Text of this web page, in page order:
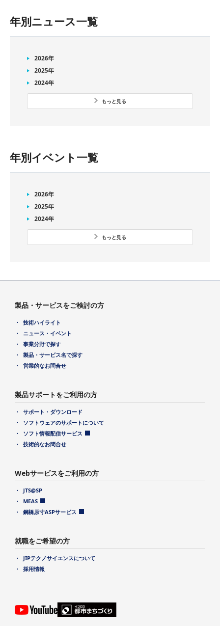
年別ニュース一覧
2026年
2025年
2024年
もっと見る
年別イベント一覧
2026年
2025年
2024年
もっと見る
製品・サービスをご検討の方
技術ハイライト
ニュース・イベント
事業分野で探す
製品・サービス名で探す
営業的なお問合せ
製品サポートをご利用の方
サポート・ダウンロード
ソフトウェアのサポートについて
ソフト情報配信サービス
技術的なお問合せ
Webサービスをご利用の方
JTS@SP
MEAS
鋼橋原寸ASPサービス
就職をご希望の方
JIPテクノサイエンスについて
採用情報